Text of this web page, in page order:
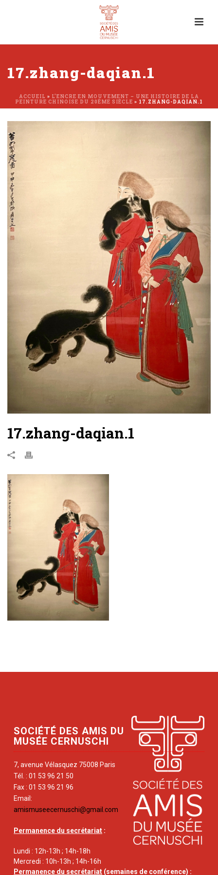
17.zhang-daqian.1
ACCUEIL » L’ENCRE EN MOUVEMENT – UNE HISTOIRE DE LA
PEINTURE CHINOISE DU 20ÈME SIÈCLE » 17.ZHANG-DAQIAN.1
17.zhang-daqian.1
SOCIÉTÉ DES AMIS DU
MUSÉE CERNUSCHI
7, avenue Vélasquez 75008 Paris
Tél. : 01 53 96 21 50
Fax : 01 53 96 21 96
Email:
amismuseecernuschi@gmail.com
Permanence du secrétariat :
Lundi : 12h-13h ; 14h-18h
Mercredi : 10h-13h ; 14h-16h
Permanence du secrétariat (semaines de conférence) :